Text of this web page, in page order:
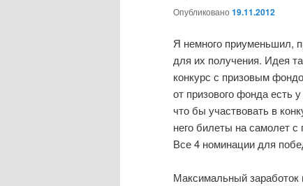
Опубликовано 19.11.2012
Я немного приуменьшил,
для их получения. Идея
конкурс с призовым
от призового фонда есть
что бы участвовать в
него билеты на самолет
Все 4 номинации для
Максимальный заработок